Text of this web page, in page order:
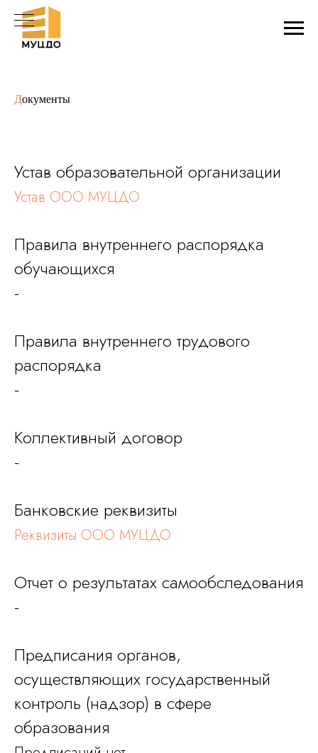
Документы
Устав образовательной организации
Устав ООО МУЦДО
Правила внутреннего распорядка
обучающихся
-
Правила внутреннего трудового
распорядка
-
Коллективный договор
-
Банковские реквизиты
Реквизиты ООО МУЦДО
Отчет о результатах самообследования
-
Предписания органов,
осуществляющих государственный
контроль (надзор) в сфере
образования